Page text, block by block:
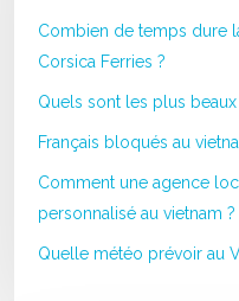
Combien de temps dure
Corsica Ferries ?
Quels sont les plus
Français bloqués au
Comment une agence
personnalisé au vietnam ?
Quelle météo prévoir au